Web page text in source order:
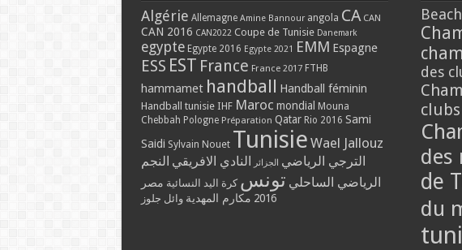
Algérie Allemagne Amine Bannour angola CA CAN
CAN 2016 CAN2022 Coupe de Tunisie Danemark
egypte Egypte 2016 Egypte 2021 EMM Espagne
ESS EST France France 2017 FTHB
hammamet handball Handball féminin
Handball tunisie IHF Maroc mondial Mouna
Chebbah Pologne Préparation Qatar Rio 2016 Sami
Saidi Sylvain Nouet Tunisie Wael Jallouz
الترجي الرياضي الجزائر النادي الافريقي النجم
الرياضي الساحلي تونس كرة اليد النسائية مصر
2016 مكارم المهدية وائل جلوز
des
des
de
du